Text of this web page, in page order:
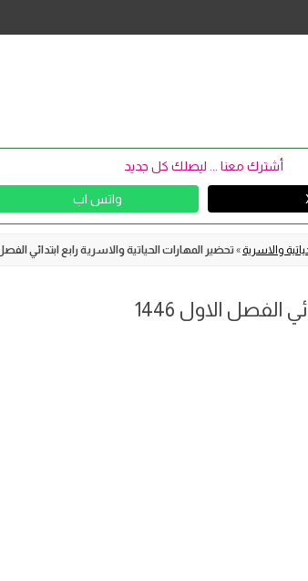
أشترك معنا ... ليصلك كل جديد
واتس اب
والاسرية »تحضير المهارات الحياتية والاسرية رابع ابتدائي الفصل
الفصل الاول 1446